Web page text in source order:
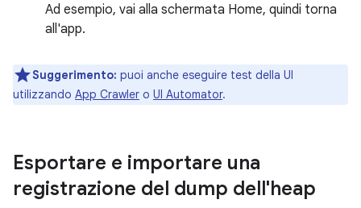
Ad esempio, vai alla schermata Home, quindi torna
all'app.
Suggerimento: puoi anche eseguire test della UI
utilizzando App Crawler o UI Automator.
Esportare e importare una
registrazione del dump dell'heap